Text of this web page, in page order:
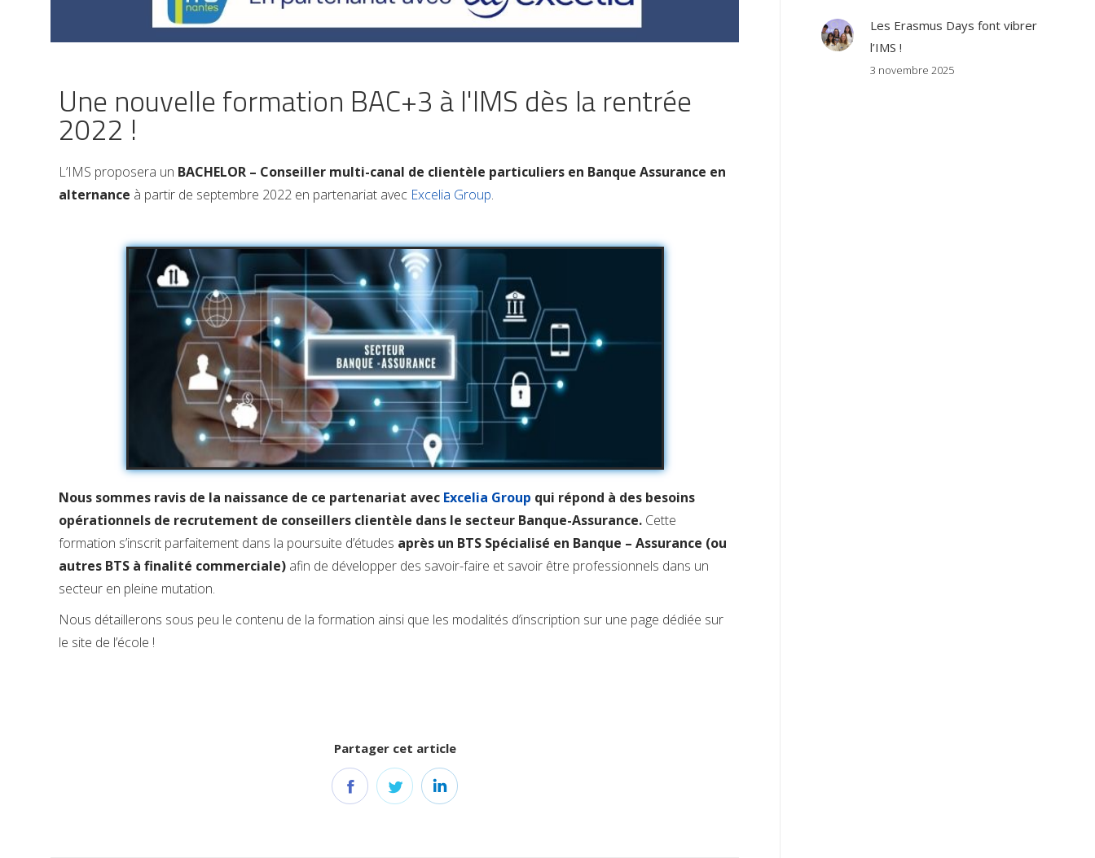
Une nouvelle formation BAC+3 à l'IMS dès la rentrée
2022 !
L’IMS proposera un BACHELOR – Conseiller multi-canal de clientèle particuliers en Banque Assurance en
alternance à partir de septembre 2022 en partenariat avec Excelia Group.
Nous sommes ravis de la naissance de ce partenariat avec Excelia Group qui répond à des besoins
opérationnels de recrutement de conseillers clientèle dans le secteur Banque-Assurance. Cette
formation s’inscrit parfaitement dans la poursuite d’études après un BTS Spécialisé en Banque – Assurance (ou
autres BTS à finalité commerciale) afin de développer des savoir-faire et savoir être professionnels dans un
secteur en pleine mutation.
Nous détaillerons sous peu le contenu de la formation ainsi que les modalités d’inscription sur une page dédiée sur
le site de l’école !
Partager cet article
Les Erasmus Days font vibrer
l’IMS !
3 novembre 2025